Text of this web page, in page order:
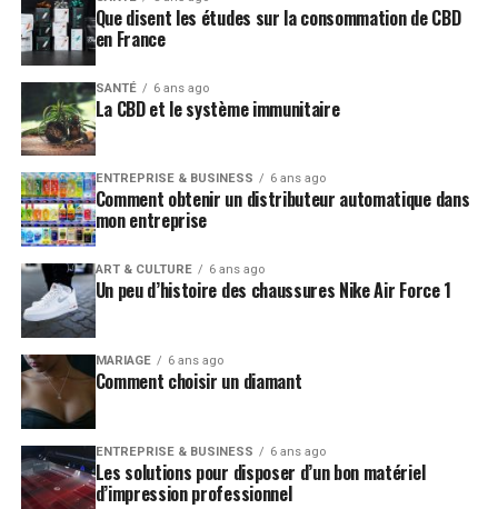
Que disent les études sur la consommation de CBD
en France
SANTÉ 6 ans ago
La CBD et le système immunitaire
ENTREPRISE & BUSINESS 6 ans ago
Comment obtenir un distributeur automatique dans
mon entreprise
ART & CULTURE 6 ans ago
Un peu d’histoire des chaussures Nike Air Force 1
MARIAGE 6 ans ago
Comment choisir un diamant
ENTREPRISE & BUSINESS 6 ans ago
Les solutions pour disposer d’un bon matériel
d’impression professionnel